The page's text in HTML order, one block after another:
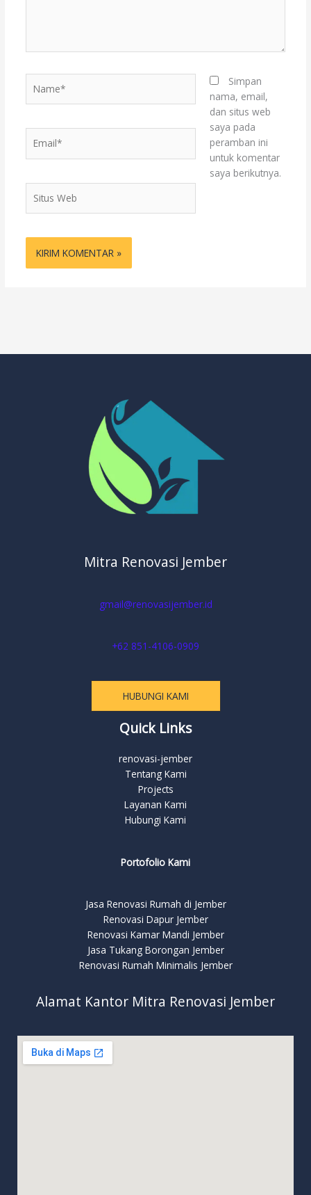
Web
Simpan
nama, email,
dan situs web
saya pada
peramban ini
untuk komentar
saya berikutnya.
Mitra Renovasi Jember
gmail@renovasijember.id
+62 851-4106-0909
HUBUNGI KAMI
Quick Links
renovasi-jember
Tentang Kami
Projects
Layanan Kami
Hubungi Kami
Portofolio Kami
Jasa Renovasi Rumah di Jember
Renovasi Dapur Jember
Renovasi Kamar Mandi Jember
Jasa Tukang Borongan Jember
Renovasi Rumah Minimalis Jember
Alamat Kantor Mitra Renovasi Jember